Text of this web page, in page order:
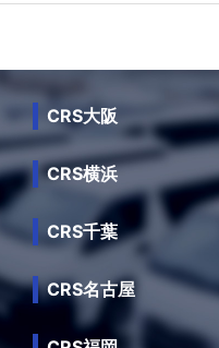
CRS大阪
CRS横浜
CRS千葉
CRS名古屋